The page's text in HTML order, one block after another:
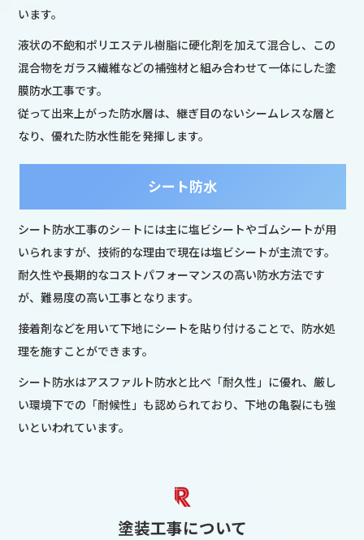
います。
液状の不飽和ポリエステル樹脂に硬化剤を加えて混合し、この
混合物をガラス繊維などの補強材と組み合わせて一体にした塗
膜防水工事です。
従って出来上がった防水層は、継ぎ目のないシームレスな層と
なり、優れた防水性能を発揮します。
シート防水
シート防水工事のシ－トには主に塩ビシートやゴムシートが用
いられますが、技術的な理由で現在は塩ビシートが主流です。
耐久性や長期的なコストパフォーマンスの高い防水方法です
が、難易度の高い工事となります。
接着剤などを用いて下地にシートを貼り付けることで、防水処
理を施すことができます。
シート防水はアスファルト防水と比べ「耐久性」に優れ、厳し
い環境下での「耐候性」も認められており、下地の亀裂にも強
いといわれています。
塗装工事について